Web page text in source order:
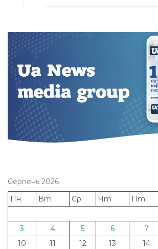
Серпень 2026
Пн
Вт Ср Чт Пт
3
4 5 6 7
10
11 12 13 14